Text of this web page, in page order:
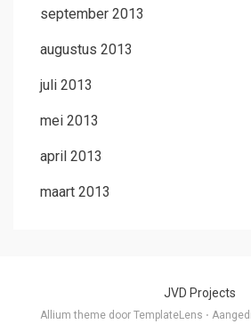
september 2013
augustus 2013
juli 2013
mei 2013
april 2013
maart 2013
JVD Projects
Allium theme door TemplateLens ⋅